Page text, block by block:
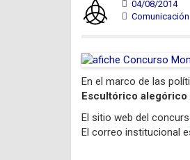
04/08/2014
Comunicación
En el marco de las
Escultórico alegórico
El sitio web del
El correo institucional